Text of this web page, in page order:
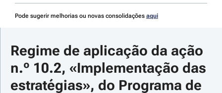
Pode sugerir melhorias ou novas consolidações aqui
Regime de aplicação da ação
n.º 10.2, «Implementação das
estratégias», do Programa de